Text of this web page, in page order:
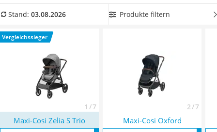
Ferngesteuerter Hubschrauber
Service
Vergleichstabelle aus, welcher bereitsab der Geburt nutzbar
Überzeugt hat uns hier im August 2026 besonders das
ModellMaxi-Cosi Zelia S Trio
Stand: 03.08.2026 Produkte filtern
Vergleichssieger
1 / 7 2 / 7
Maxi-Cosi Zelia S Trio Maxi-Cosi Oxford